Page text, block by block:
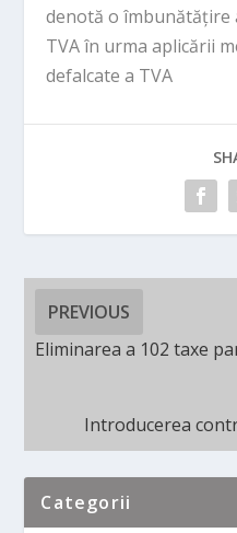
denotă o îmbunătățire
TVA în urma aplicării
defalcate a TVA
PREVIOUS
Eliminarea a 102 taxe
Introducerea
Categorii